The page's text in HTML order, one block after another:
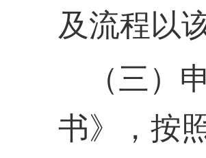
及流程以
（三）
书》，按